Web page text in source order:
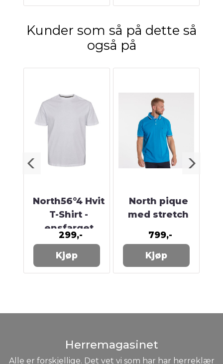
Kunder som så på dette så
også på
North56°4 Hvit
T-Shirt -
ensfarget
299,-
Kjøp
North pique
med stretch
799,-
Kjøp
Herremagasinet
Alle er forskjellige. Det vet vi som har har herreklær